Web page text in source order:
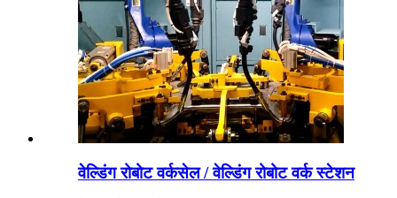
वेल्डिंग रोबोट वर्कसेल / वेल्डिंग रोबोट वर्क स्टेशन